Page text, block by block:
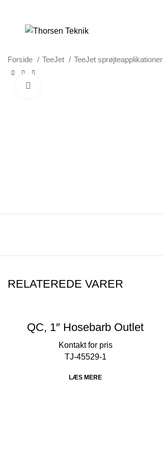
Forside TeeJet TeeJet sprøjteapplikationer
RELATEREDE VARER
QC, 1″ Hosebarb Outlet
TJ-45529-1
LÆS MERE